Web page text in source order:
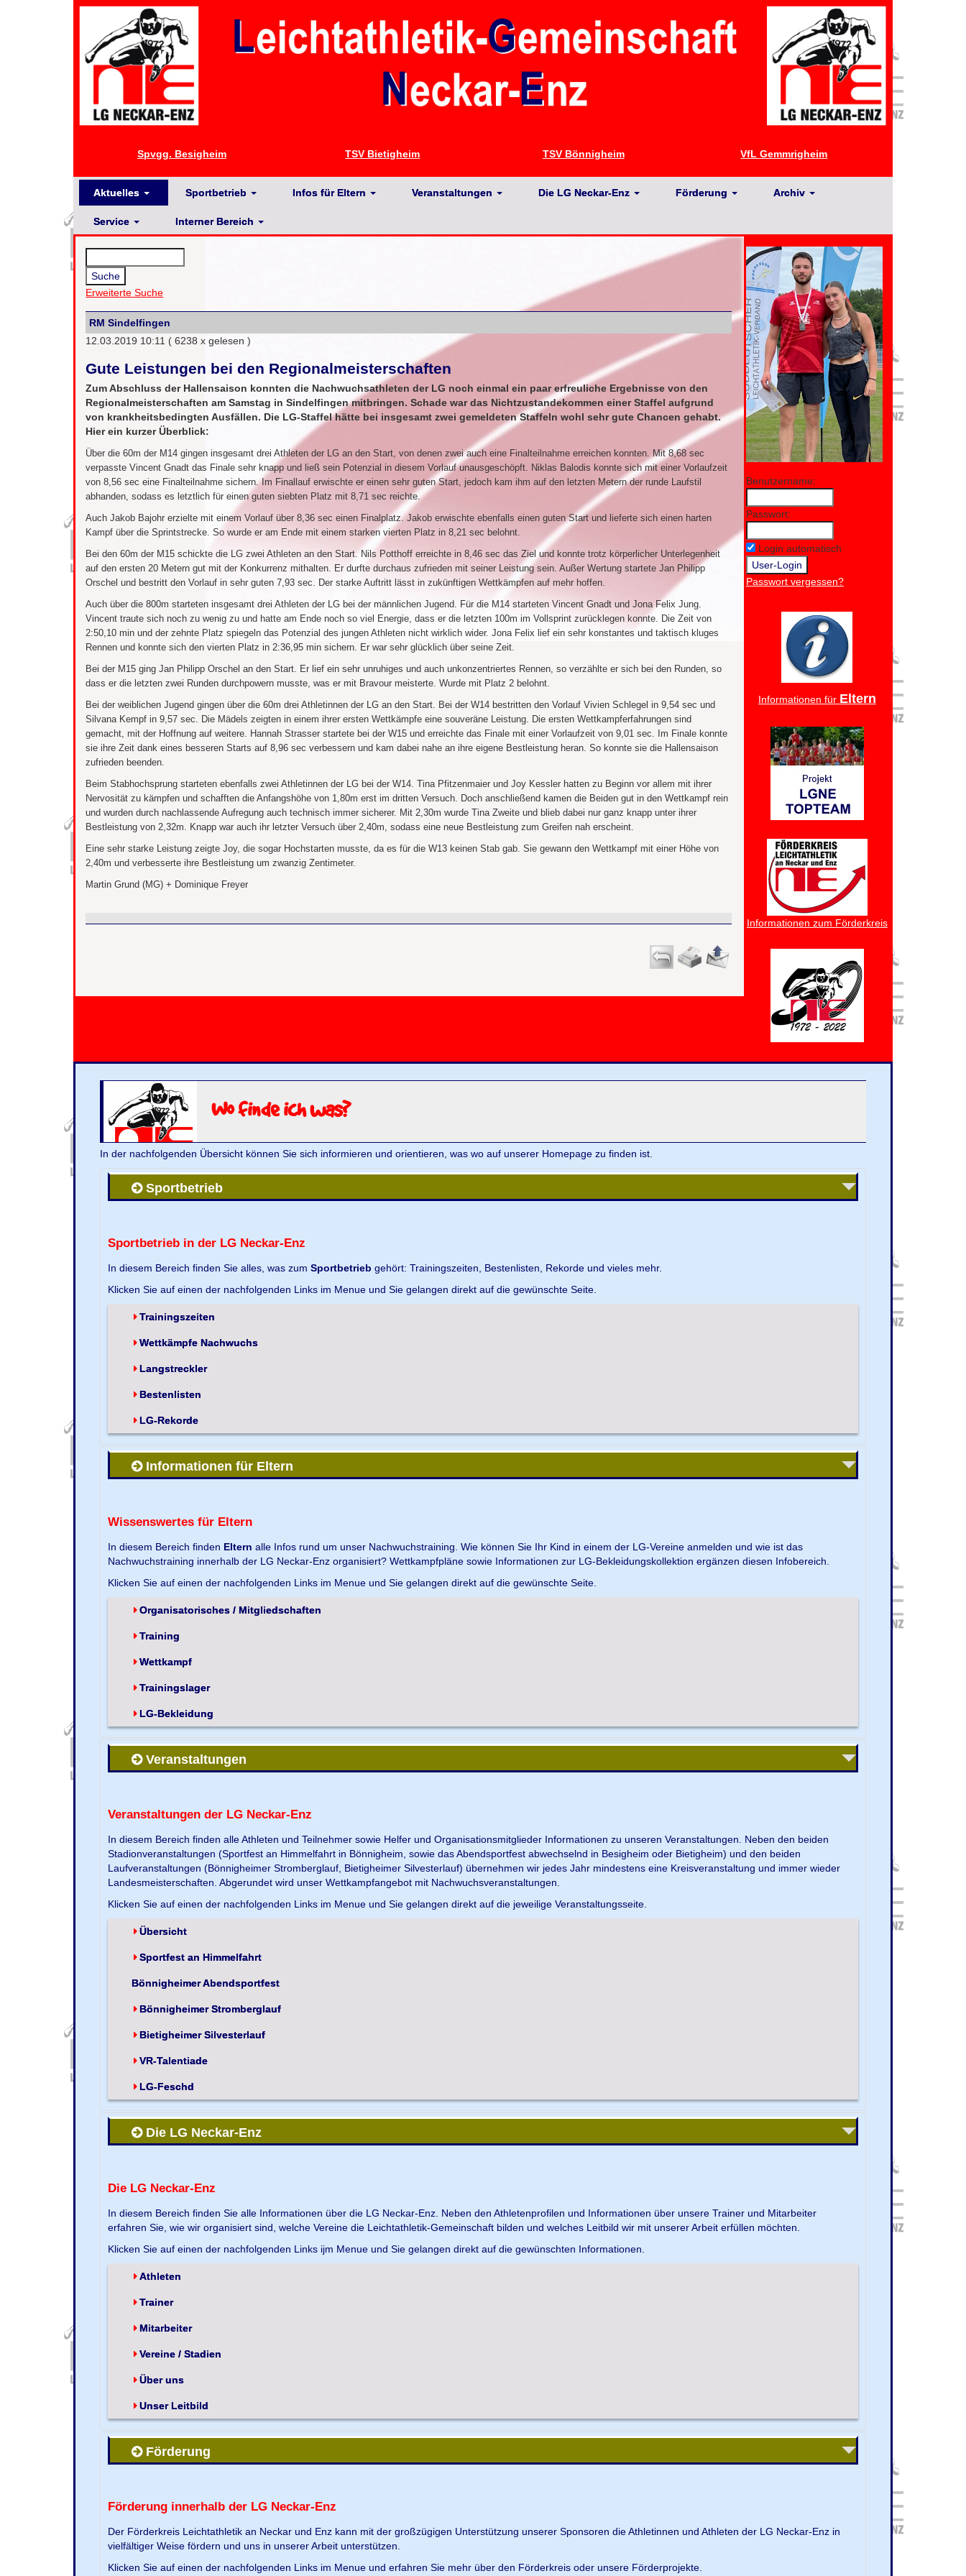
Spvgg. Besigheim TSV Bietigheim TSV Bönnigheim VfL Gemmrigheim
Aktuelles Sportbetrieb Infos für Eltern Veranstaltungen Die LG Neckar-Enz Förderung Archiv
Service Interner Bereich
Erweiterte Suche
RM Sindelfingen
12.03.2019 10:11 ( 6238 x gelesen )
Gute Leistungen bei den Regionalmeisterschaften
Zum Abschluss der Hallensaison konnten die Nachwuchsathleten der LG noch einmal ein paar erfreuliche Ergebnisse von den
Regionalmeisterschaften am Samstag in Sindelfingen mitbringen. Schade war das Nichtzustandekommen einer Staffel aufgrund
von krankheitsbedingten Ausfällen. Die LG-Staffel hätte bei insgesamt zwei gemeldeten Staffeln wohl sehr gute Chancen gehabt.
Hier ein kurzer Überblick:
Über die 60m der M14 gingen insgesamt drei Athleten der LG an den Start, von denen zwei auch eine Finalteilnahme erreichen konnten. Mit 8,68 sec
verpasste Vincent Gnadt das Finale sehr knapp und ließ sein Potenzial in diesem Vorlauf unausgeschöpft. Niklas Balodis konnte sich mit einer Vorlaufzeit
von 8,56 sec eine Finalteilnahme sichern. Im Finallauf erwischte er einen sehr guten Start, jedoch kam ihm auf den letzten Metern der runde Laufstil
abhanden, sodass es letztlich für einen guten siebten Platz mit 8,71 sec reichte.
Auch Jakob Bajohr erzielte mit einem Vorlauf über 8,36 sec einen Finalplatz. Jakob erwischte ebenfalls einen guten Start und lieferte sich einen harten
Kampf über die Sprintstrecke. So wurde er am Ende mit einem starken vierten Platz in 8,21 sec belohnt.
Bei den 60m der M15 schickte die LG zwei Athleten an den Start. Nils Potthoff erreichte in 8,46 sec das Ziel und konnte trotz körperlicher Unterlegenheit
auf den ersten 20 Metern gut mit der Konkurrenz mithalten. Er durfte durchaus zufrieden mit seiner Leistung sein. Außer Wertung startete Jan Philipp
Orschel und bestritt den Vorlauf in sehr guten 7,93 sec. Der starke Auftritt lässt in zukünftigen Wettkämpfen auf mehr hoffen.
Auch über die 800m starteten insgesamt drei Athleten der LG bei der männlichen Jugend. Für die M14 starteten Vincent Gnadt und Jona Felix Jung.
Vincent traute sich noch zu wenig zu und hatte am Ende noch so viel Energie, dass er die letzten 100m im Vollsprint zurücklegen konnte. Die Zeit von
2:50,10 min und der zehnte Platz spiegeln das Potenzial des jungen Athleten nicht wirklich wider. Jona Felix lief ein sehr konstantes und taktisch kluges
Rennen und konnte sich den vierten Platz in 2:36,95 min sichern. Er war sehr glücklich über seine Zeit.
Bei der M15 ging Jan Philipp Orschel an den Start. Er lief ein sehr unruhiges und auch unkonzentriertes Rennen, so verzählte er sich bei den Runden, so
dass er die letzten zwei Runden durchpowern musste, was er mit Bravour meisterte. Wurde mit Platz 2 belohnt.
Bei der weiblichen Jugend gingen über die 60m drei Athletinnen der LG an den Start. Bei der W14 bestritten den Vorlauf Vivien Schlegel in 9,54 sec und
Silvana Kempf in 9,57 sec. Die Mädels zeigten in einem ihrer ersten Wettkämpfe eine souveräne Leistung. Die ersten Wettkampferfahrungen sind
gemacht, mit der Hoffnung auf weitere. Hannah Strasser startete bei der W15 und erreichte das Finale mit einer Vorlaufzeit von 9,01 sec. Im Finale konnte
sie ihre Zeit dank eines besseren Starts auf 8,96 sec verbessern und kam dabei nahe an ihre eigene Bestleistung heran. So konnte sie die Hallensaison
zufrieden beenden.
Beim Stabhochsprung starteten ebenfalls zwei Athletinnen der LG bei der W14. Tina Pfitzenmaier und Joy Kessler hatten zu Beginn vor allem mit ihrer
Nervosität zu kämpfen und schafften die Anfangshöhe von 1,80m erst im dritten Versuch. Doch anschließend kamen die Beiden gut in den Wettkampf rein
und wurden durch nachlassende Aufregung auch technisch immer sicherer. Mit 2,30m wurde Tina Zweite und blieb dabei nur ganz knapp unter ihrer
Bestleistung von 2,32m. Knapp war auch ihr letzter Versuch über 2,40m, sodass eine neue Bestleistung zum Greifen nah erscheint.
Eine sehr starke Leistung zeigte Joy, die sogar Hochstarten musste, da es für die W13 keinen Stab gab. Sie gewann den Wettkampf mit einer Höhe von
2,40m und verbesserte ihre Bestleistung um zwanzig Zentimeter.
Martin Grund (MG) + Dominique Freyer
Benutzername:
Passwort:
Login automatisch
Passwort vergessen?
Informationen für Eltern
Informationen zum Förderkreis
Wo finde ich was?
In der nachfolgenden Übersicht können Sie sich informieren und orientieren, was wo auf unserer Homepage zu finden ist.
Sportbetrieb
Sportbetrieb in der LG Neckar-Enz
In diesem Bereich finden Sie alles, was zumSportbetrieb gehört: Trainingszeiten, Bestenlisten, Rekorde und vieles mehr.
Klicken Sie auf einen der nachfolgenden Links im Menue und Sie gelangen direkt auf die gewünschte Seite.
Trainingszeiten
Wettkämpfe Nachwuchs
Langstreckler
Bestenlisten
LG-Rekorde
Informationen für Eltern
Wissenswertes für Eltern
In diesem Bereich finden Eltern alle Infos rund um unser Nachwuchstraining. Wie können Sie Ihr Kind in einem der LG-Vereine anmelden und wie ist das
Nachwuchstraining innerhalb der LG Neckar-Enz organisiert? Wettkampfpläne sowie Informationen zur LG-Bekleidungskollektion ergänzen diesen Infobereich.
Klicken Sie auf einen der nachfolgenden Links im Menue und Sie gelangen direkt auf die gewünschte Seite.
Organisatorisches / Mitgliedschaften
Training
Wettkampf
Trainingslager
LG-Bekleidung
Veranstaltungen
Veranstaltungen der LG Neckar-Enz
In diesem Bereich finden alle Athleten und Teilnehmer sowie Helfer und Organisationsmitglieder Informationen zu unseren Veranstaltungen. Neben den beiden
Stadionveranstaltungen (Sportfest an Himmelfahrt in Bönnigheim, sowie das Abendsportfest abwechselnd in Besigheim oder Bietigheim) und den beiden
Laufveranstaltungen (Bönnigheimer Stromberglauf, Bietigheimer Silvesterlauf) übernehmen wir jedes Jahr mindestens eine Kreisveranstaltung und immer wieder
Landesmeisterschaften. Abgerundet wird unser Wettkampfangebot mit Nachwuchsveranstaltungen.
Klicken Sie auf einen der nachfolgenden Links im Menue und Sie gelangen direkt auf die jeweilige Veranstaltungsseite.
Übersicht
Sportfest an Himmelfahrt
Bönnigheimer Abendsportfest
Bönnigheimer Stromberglauf
Bietigheimer Silvesterlauf
VR-Talentiade
LG-Feschd
Die LG Neckar-Enz
Die LG Neckar-Enz
In diesem Bereich finden Sie alle Informationen über die LG Neckar-Enz. Neben den Athletenprofilen und Informationen über unsere Trainer und Mitarbeiter
erfahren Sie, wie wir organisiert sind, welche Vereine die Leichtathletik-Gemeinschaft bilden und welches Leitbild wir mit unserer Arbeit erfüllen möchten.
Klicken Sie auf einen der nachfolgenden Links ijm Menue und Sie gelangen direkt auf die gewünschten Informationen.
Athleten
Trainer
Mitarbeiter
Vereine / Stadien
Über uns
Unser Leitbild
Förderung
Förderung innerhalb der LG Neckar-Enz
Der Förderkreis Leichtathletik an Neckar und Enz kann mit der großzügigen Unterstützung unserer Sponsoren die Athletinnen und Athleten der LG Neckar-Enz in
vielfältiger Weise fördern und uns in unserer Arbeit unterstützen.
Klicken Sie auf einen der nachfolgenden Links im Menue und erfahren Sie mehr über den Förderkreis oder unsere Förderprojekte.